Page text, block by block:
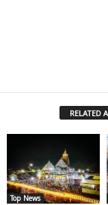
RELATED
Top News